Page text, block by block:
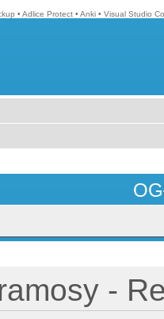
• Adlice Protect • Anki • Visual Studio
-